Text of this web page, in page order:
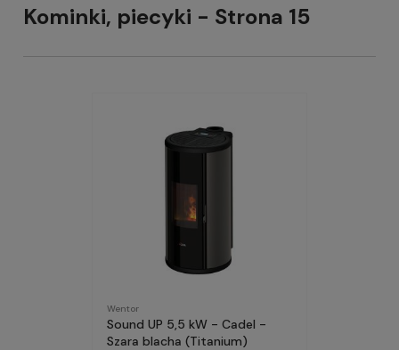
Kominki, piecyki - Strona 15
Wentor
Sound UP 5,5 kW - Cadel -
Szara blacha (Titanium)